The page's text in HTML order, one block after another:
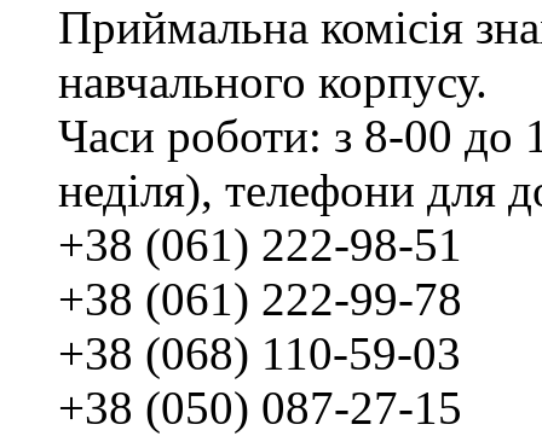
Приймальна комісія
навчального корпусу.
Часи роботи: з 8-00 до
неділя), телефони для
+38 (061) 222-98-51
+38 (061) 222-99-78
+38 (068) 110-59-03
+38 (050) 087-27-15